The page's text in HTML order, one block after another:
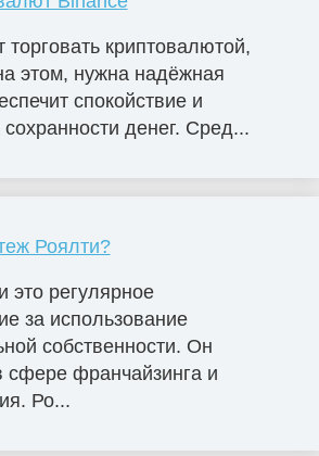
торговать криптовалютой,
этом, нужна надёжная
спокойствие и
денег. Сред...
Роялти?
это регулярное
за использование
собственности. Он
сфере франчайзинга и
Ро...